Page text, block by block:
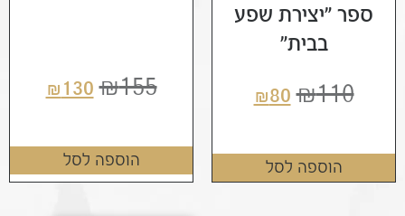
ספר "יצירת שפע
בבית"
₪110
₪80
הוספה לסל
₪155
₪130
הוספה לסל